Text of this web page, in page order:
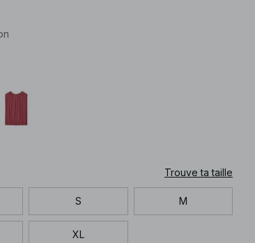
Trouve ta taille
S M
XL